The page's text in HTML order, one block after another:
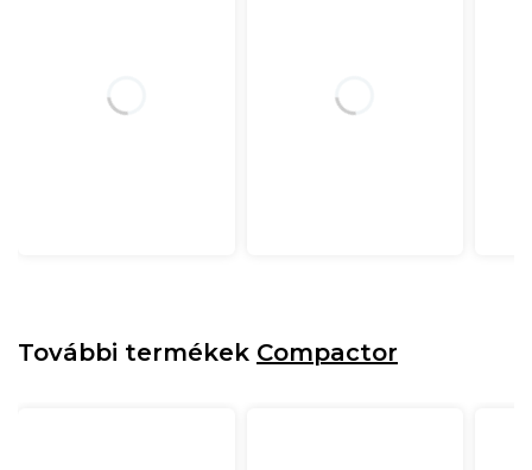
További termékek Compactor